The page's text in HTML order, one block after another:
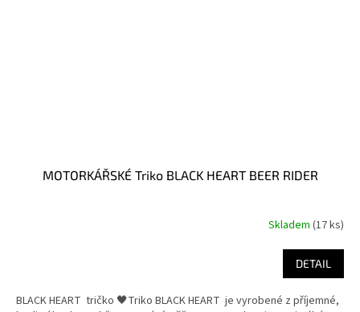
MOTORKÁŘSKÉ Triko BLACK HEART BEER RIDER
Skladem (17 ks)
DETAIL
BLACK HEART tričko 🖤Triko BLACK HEART je vyrobené z příjemné,